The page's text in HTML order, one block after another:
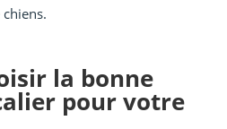
la bonne
pour votre